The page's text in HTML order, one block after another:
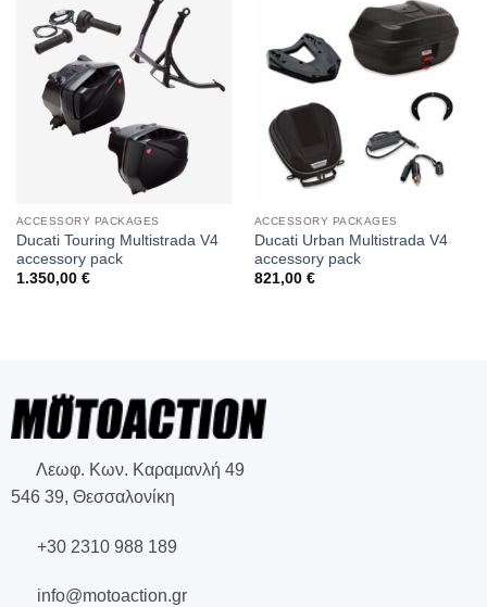
ACCESSORY PACKAGES
Ducati Touring Multistrada V4
accessory pack
1.350,00 €
ACCESSORY PACKAGES
Ducati Urban Multistrada V4
accessory pack
821,00 €
Λεωφ. Κων. Καραμανλή 49
546 39, Θεσσαλονίκη
+30 2310 988 189
info@motoaction.gr